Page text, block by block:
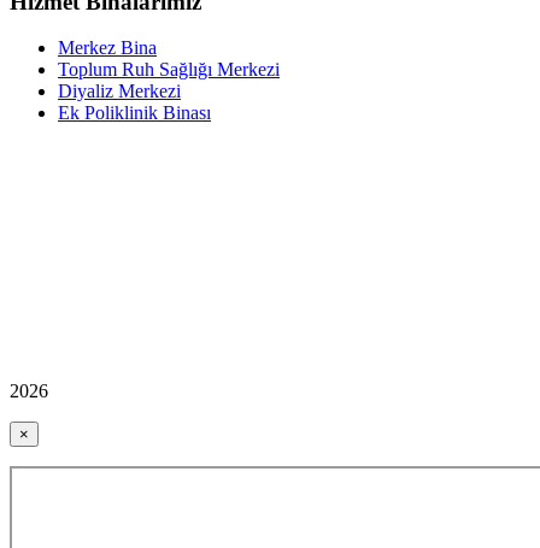
Merkez Bina
Toplum Ruh Sağlığı Merkezi
Diyaliz Merkezi
Ek Poliklinik Binası
2026
×